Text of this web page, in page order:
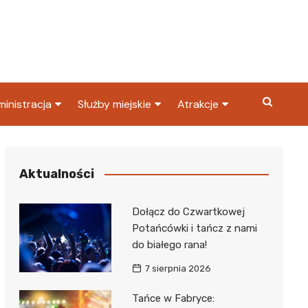
Skarbowy
Służby miejskie
Policja
Atrakcje
Aktualności
Dołącz do Czwartkowej
Potańcówki i tańcz z nami
do białego rana!
7 sierpnia 2026
Tańce w Fabryce: